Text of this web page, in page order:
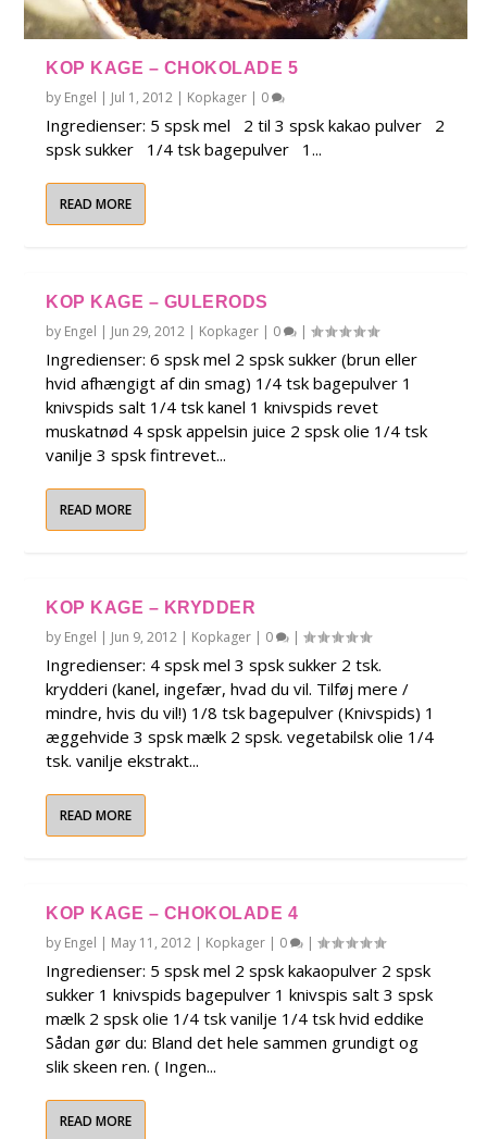
KOP KAGE – CHOKOLADE 5
by Engel | Jul 1, 2012 | Kopkager | 0
Ingredienser: 5 spsk mel 2 til 3 spsk kakao pulver 2
spsk sukker 1/4 tsk bagepulver 1...
READ MORE
KOP KAGE – GULERODS
by Engel | Jun 29, 2012 | Kopkager | 0 |
Ingredienser: 6 spsk mel 2 spsk sukker (brun eller
hvid afhængigt af din smag) 1/4 tsk bagepulver 1
knivspids salt 1/4 tsk kanel 1 knivspids revet
muskatnød 4 spsk appelsin juice 2 spsk olie 1/4 tsk
vanilje 3 spsk fintrevet...
READ MORE
KOP KAGE – KRYDDER
by Engel | Jun 9, 2012 | Kopkager | 0 |
Ingredienser: 4 spsk mel 3 spsk sukker 2 tsk.
krydderi (kanel, ingefær, hvad du vil. Tilføj mere /
mindre, hvis du vil!) 1/8 tsk bagepulver (Knivspids) 1
æggehvide 3 spsk mælk 2 spsk. vegetabilsk olie 1/4
tsk. vanilje ekstrakt...
READ MORE
KOP KAGE – CHOKOLADE 4
by Engel | May 11, 2012 | Kopkager | 0 |
Ingredienser: 5 spsk mel 2 spsk kakaopulver 2 spsk
sukker 1 knivspids bagepulver 1 knivspis salt 3 spsk
mælk 2 spsk olie 1/4 tsk vanilje 1/4 tsk hvid eddike
Sådan gør du: Bland det hele sammen grundigt og
slik skeen ren. ( Ingen...
READ MORE